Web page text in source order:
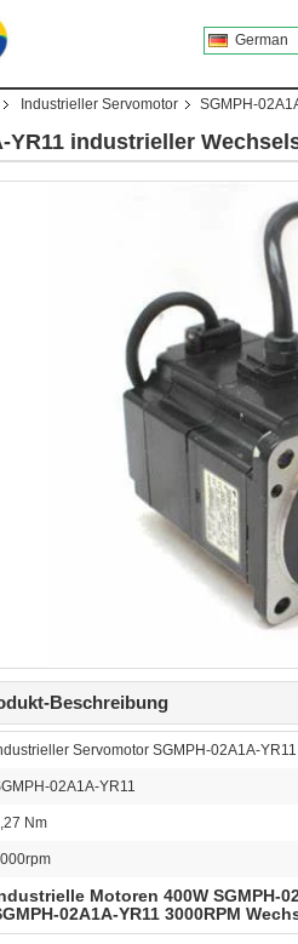
German
Industrieller Servomotor SGMPH-
YR11 industrieller
Beschreibung
Servomotor SGMPH-02A1A-YR11
02A1A-YR11
Nm
Motoren 400W SGMPH-
02A1A-YR11 3000RPM